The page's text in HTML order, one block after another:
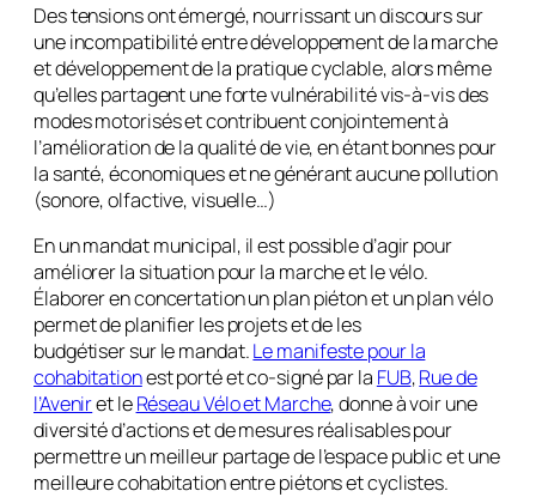
Des tensions ont émergé, nourrissant un discours sur
une incompatibilité entre développement de la marche
et développement de la pratique cyclable, alors même
qu’elles partagent une forte vulnérabilité vis-à-vis des
modes motorisés et contribuent conjointement à
l’amélioration de la qualité de vie, en étant bonnes pour
la santé, économiques et ne générant aucune pollution
(sonore, olfactive, visuelle…)
En un mandat municipal, il est possible d’agir pour
améliorer la situation pour la marche et le vélo.
Élaborer en concertation un plan piéton et un plan vélo
permet de planifier les projets et de les
budgétiser sur le mandat.Le manifeste pour la
cohabitationest porté et co-signé par la FUB,Rue de
l’Aveniret leRéseau Vélo et Marche, donne à voir une
diversité d’actions et de mesures réalisables pour
permettre un meilleur partage de l’espace public et une
meilleure cohabitation entre piétons et cyclistes.